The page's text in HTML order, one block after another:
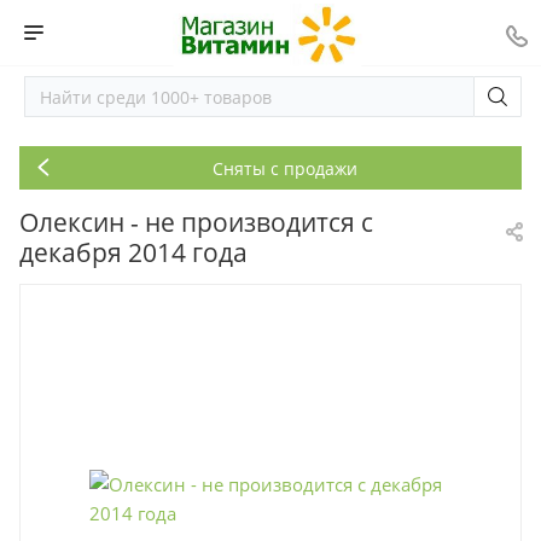
Сняты с продажи
Олексин - не производится с
декабря 2014 года